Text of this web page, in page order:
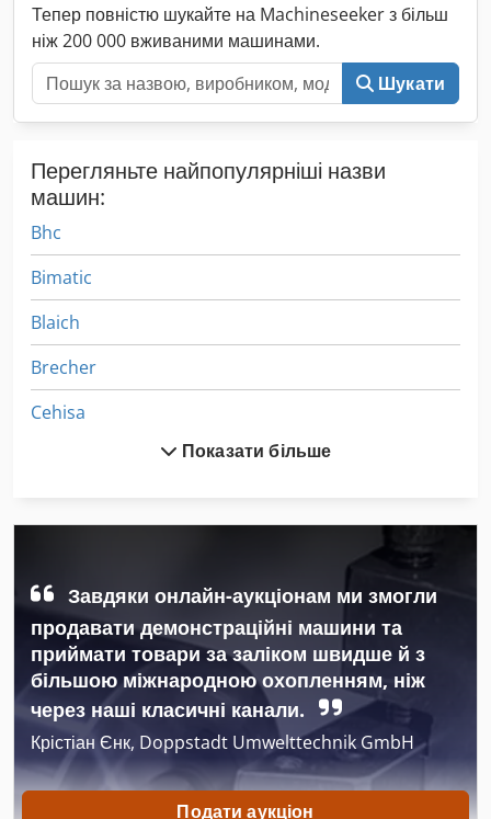
Тепер повністю шукайте на Machineseeker з більш
ніж 200 000 вживаними машинами.
Шукати
Перегляньте найпопулярніші назви
машин:
Bhc
Bimatic
Blaich
Brecher
Cehisa
Cnc Буровим
Cnc Деревообробні
Cpc
Cpm
Ewd
Показати більше
Завдяки онлайн-аукціонам ми змогли
продавати демонстраційні машини та
приймати товари за заліком швидше й з
більшою міжнародною охопленням, ніж
через наші класичні канали.
Крістіан Єнк, Doppstadt Umwelttechnik GmbH
Подати аукціон